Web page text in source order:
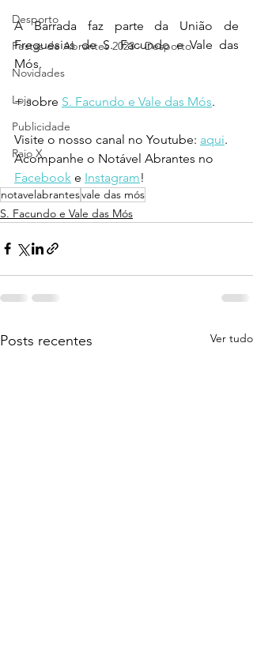
Desporto
Festas de Abrantes 2023 - Desporto
Novidades
Loja
Publicidade
Raio X
A Barrada faz parte da União de
Freguesias de S. Facundo e Vale das
Mós.
+ sobre S. Facundo e Vale das Mós.
Visite o nosso canal no Youtube: aqui.
Acompanhe o Notável Abrantes no
Facebook e Instagram!
notavelabrantesvale das mós
S. Facundo e Vale das Mós
Posts recentes Ver tudo